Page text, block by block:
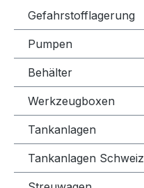
Gefahrstofflagerung
Pumpen
Behälter
Werkzeugboxen
Tankanlagen
Tankanlagen Schweiz